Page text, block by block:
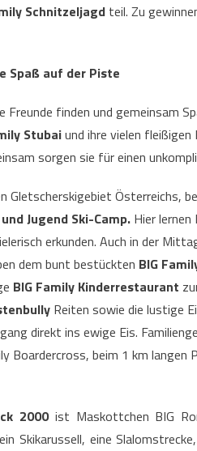
Schnitzeljagdteil. Zu
Spaß auf der Piste
finden und gemeinsam
Stubaiund ihre vielen fleißigen
sorgen sie für einen
Gletscherskigebiet Österreichs,
Jugend Ski-Camp.Hier lernen
erkunden. Auch in der
dem bunt bestückten BIG
BIG Family Kinderrestaurant
Reiten sowie die lustige
direkt ins ewige Eis.
Boardercross, beim 1 km langen
2000ist Maskottchen BIG
Skikarussell, eine